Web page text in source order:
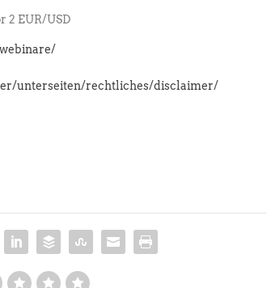
2 EUR/USD
unterseiten/rechtliches/disclaimer/